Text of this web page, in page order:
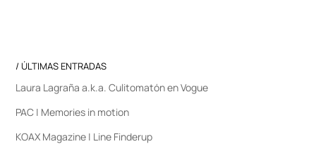
/ ÚLTIMAS ENTRADAS
Laura Lagraña a.k.a. Culitomatón en Vogue
PAC | Memories in motion
KOAX Magazine | Line Finderup